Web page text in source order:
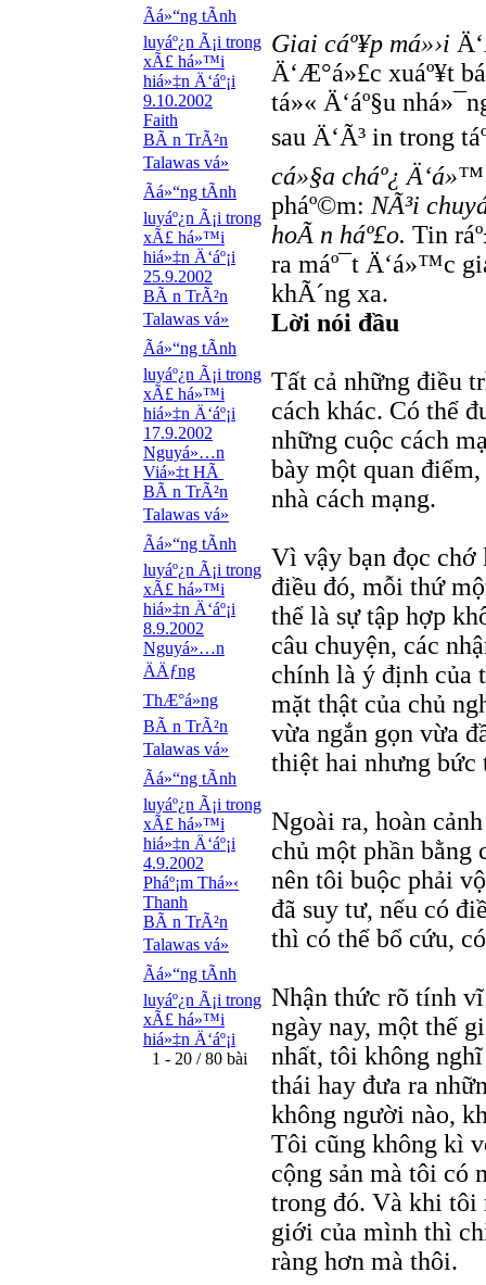
Ãá»“ng tÃ­nh
luyáº¿n Ã¡i trong
xÃ£ há»™i
hiá»‡n Ä‘áº¡i
9.10.2002
Faith
BÃ n TrÃ²n
Talawas vá»
Ãá»“ng tÃ­nh
luyáº¿n Ã¡i trong
xÃ£ há»™i
hiá»‡n Ä‘áº¡i
25.9.2002
BÃ n TrÃ²n
Talawas vá»
Ãá»“ng tÃ­nh
luyáº¿n Ã¡i trong
xÃ£ há»™i
hiá»‡n Ä‘áº¡i
17.9.2002
Nguyá»…n
Viá»‡t HÃ
BÃ n TrÃ²n
Talawas vá»
Ãá»“ng tÃ­nh
luyáº¿n Ã¡i trong
xÃ£ há»™i
hiá»‡n Ä‘áº¡i
8.9.2002
Nguyá»…n
ÄÄƒng
ThÆ°á»ng
BÃ n TrÃ²n
Talawas vá»
Ãá»“ng tÃ­nh
luyáº¿n Ã¡i trong
xÃ£ há»™i
hiá»‡n Ä‘áº¡i
4.9.2002
Pháº¡m Thá»‹
Thanh
BÃ n TrÃ²n
Talawas vá»
Ãá»“ng tÃ­nh
luyáº¿n Ã¡i trong
xÃ£ há»™i
hiá»‡n Ä‘áº¡i
1 - 20 / 80 bài
Giai cáº¥p má»›i
Ä‘Æ°á»£c xuáº¥t
tá»« Ä‘áº§u
sau Ä‘Ã³ in trong
cá»§a cháº¿
pháº©m: NÃ³i
hoÃ n háº£o. Tin
ra máº¯t Ä‘á»™c
khÃ´ng xa.
Lời nói đầu
Tất cả những điều
cách khác. Có thể
những cuộc cách
bày một quan
nhà cách mạng.
Vì vậy bạn đọc chớ
điều đó, mỗi thứ
thể là sự tập hợp
câu chuyện, các
chính là ý định của
mặt thật của chủ
vừa ngắn gọn vừa
thiệt hai nhưng bức
Ngoài ra, hoàn
chủ một phần bằng
nên tôi buộc phải
đã suy tư, nếu có
thì có thể bổ cứu,
Nhận thức rõ tính
ngày nay, một thế
nhất, tôi không
thái hay đưa ra
không người nào,
Tôi cũng không kì
cộng sản mà tôi có
trong đó. Và khi tôi
giới của mình thì
ràng hơn mà thôi.